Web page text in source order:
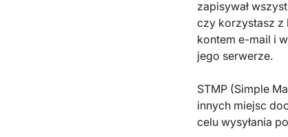
zapisywał
czy korzystasz z
kontem e-mail i
jego serwerze.
STMP (Simple
innych miejsc
celu wysyłania